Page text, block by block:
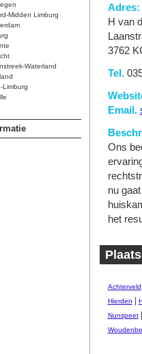
Midden Limburg
Waterland
Limburg
Adres:
H van
3762
Tel.
Email.
Ons
nu
het
Achterveld
Hierden
Nunspeet